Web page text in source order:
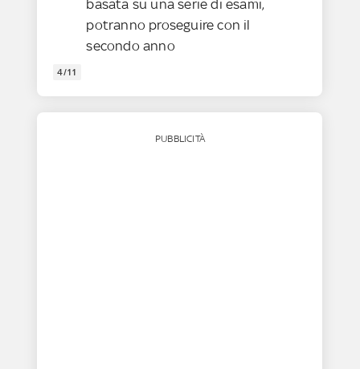
basata su una serie di esami,
potranno proseguire con il
secondo anno
4/11
PUBBLICITÀ